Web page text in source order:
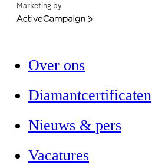
Marketing by
ActiveCampaign
Over ons
Diamantcertificaten
Nieuws & pers
Vacatures